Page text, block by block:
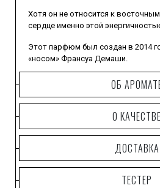
Хотя он не относится к
сердце именно этой
Этот парфюм был создан в 2014
«носом» Франсуа Демаши.
Он с успехом подчеркнет
утонченность и необычайную
владелицы.
ОБ
О КАЧЕСТВЕ
ДОСТАВКА
ТЕСТЕР